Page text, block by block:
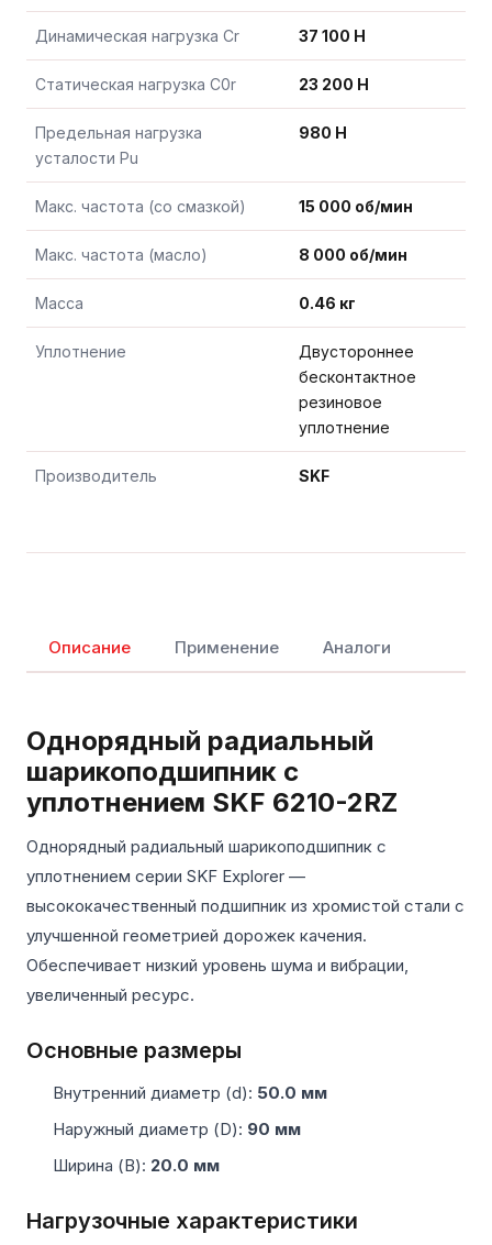
Динамическая нагрузка Cr 37 100 Н
Статическая нагрузка C0r 23 200 Н
Предельная нагрузка
усталости Pu
980 Н
Макс. частота (со смазкой) 15 000 об/мин
Макс. частота (масло) 8 000 об/мин
Масса 0.46 кг
Уплотнение
Двустороннее
бесконтактное
резиновое
уплотнение
Производитель SKF
Описание Применение Аналоги
Однорядный радиальный
шарикоподшипник с
уплотнением SKF 6210-2RZ
Однорядный радиальный шарикоподшипник с
уплотнением серии SKF Explorer —
высококачественный подшипник из хромистой стали с
улучшенной геометрией дорожек качения.
Обеспечивает низкий уровень шума и вибрации,
увеличенный ресурс.
Основные размеры
Внутренний диаметр (d): 50.0 мм
Наружный диаметр (D): 90 мм
Ширина (B): 20.0 мм
Нагрузочные характеристики